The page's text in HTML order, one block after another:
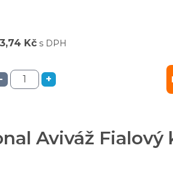
Kč s DPH
- +
Aviváž Fialový